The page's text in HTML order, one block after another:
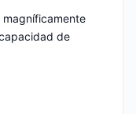
de